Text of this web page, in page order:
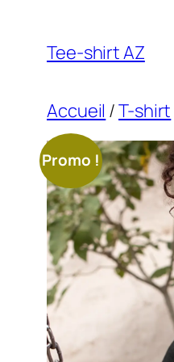
contenu
Tee-shirt AZ
Accueil /T-shirt
Promo !